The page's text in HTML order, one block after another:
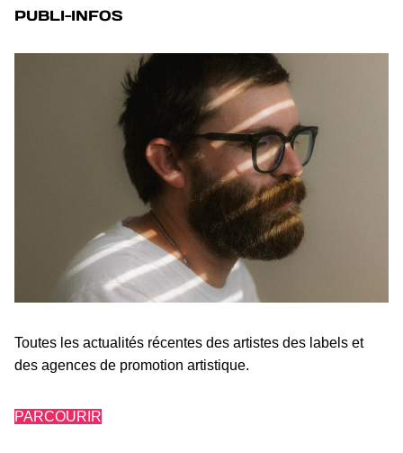
PUBLI-INFOS
Toutes les actualités récentes des artistes des labels et
des agences de promotion artistique.
PARCOURIR